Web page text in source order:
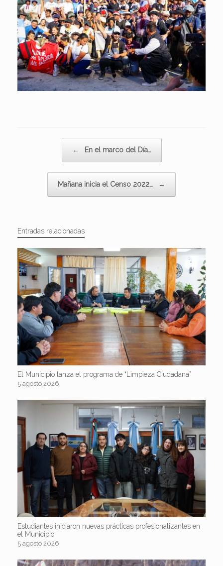
← En el marco del Día…
Mañana inicia el Censo 2022… →
Entradas relacionadas
El Municipio lanza el programa de “Limpieza Ciudadana”
5 agosto 2026
Estudiantes iniciaron nuevas prácticas profesionalizantes en
el Municipio
5 agosto 2026